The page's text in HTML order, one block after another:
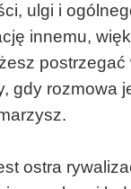
ulgi i
innemu,
gdy rozmowa
ostra